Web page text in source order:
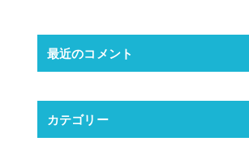
最近のコメント
カテゴリー